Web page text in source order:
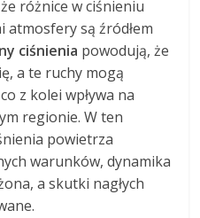
różnice w ciśnieniu
atmosfery są źródłem
ciśnienia powodują, że
a te ruchy mogą
z kolei wpływa na
regionie. W ten
powietrza
warunków, dynamika
a skutki nagłych